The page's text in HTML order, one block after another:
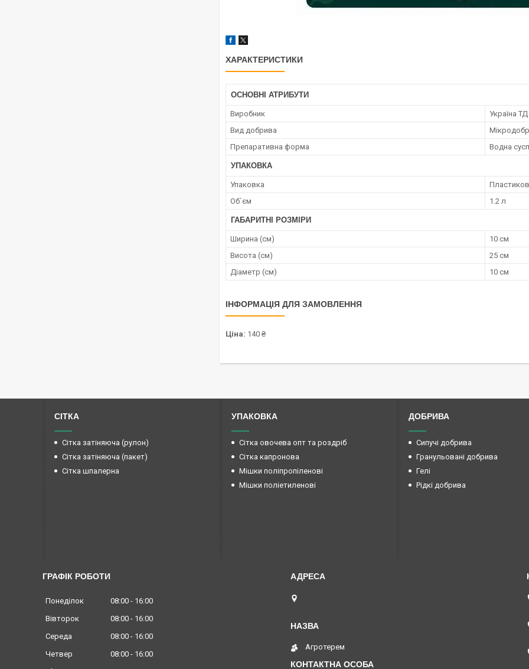
ХАРАКТЕРИСТИКИ
ОСНОВНІ АТРИБУТИ
Виробник
Україна ТД
Вид добрива
Препаративна форма
Водна
УПАКОВКА
Упаковка
Об`єм
1.2 л
ГАБАРИТНІ РОЗМІРИ
Ширина (см)
10 см
Висота (см)
25 см
Діаметр (см)
10 см
ІНФОРМАЦІЯ ДЛЯ ЗАМОВЛЕННЯ
Ціна: 140 ₴
СІТКА
Сітка затіняюча (рулон)
Сітка затіняюча (пакет)
Сітка шпалерна
УПАКОВКА
Сітка овочева опт та роздріб
Сітка капронова
Мішки поліпропіленові
Мішки поліетиленові
ДОБРИВА
Сипучі добрива
Гранульовані добрива
Гелі
Рідкі добрива
ГРАФІК РОБОТИ
Понеділок 08:00
16:00
Вівторок
08:00
16:00
Середа
08:00
16:00
Четвер
08:00
16:00
Агротерем